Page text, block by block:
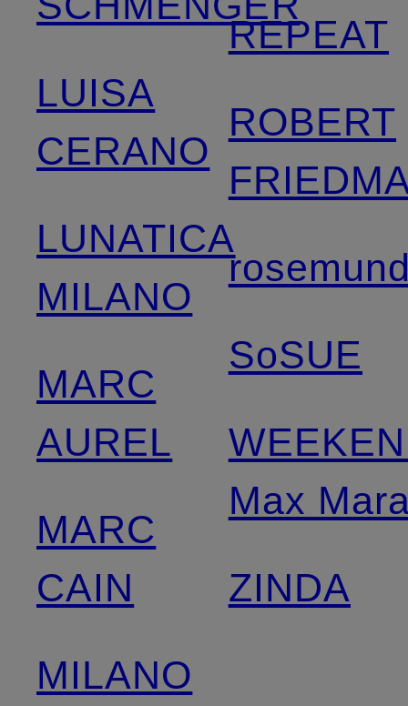
LUISA
CERANO
LUNATICA
MILANO
MARC
AUREL
MARC
CAIN
MILANO
REPEAT
ROBERT
SoSUE
Max
ZINDA